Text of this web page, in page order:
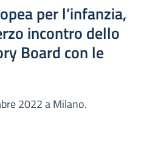
per l’infanzia,
incontro dello
Board con le
2022 a Milano.